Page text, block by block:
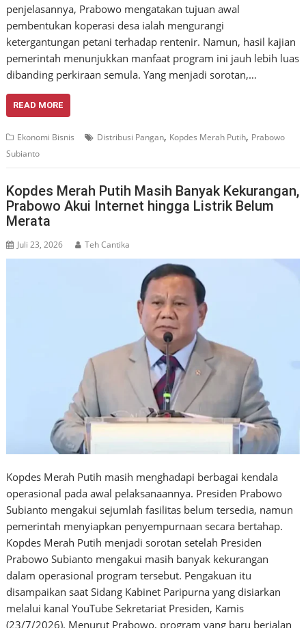
penjelasannya, Prabowo mengatakan tujuan awal
pembentukan koperasi desa ialah mengurangi
ketergantungan petani terhadap rentenir. Namun, hasil kajian
pemerintah menunjukkan manfaat program ini jauh lebih luas
dibanding perkiraan semula. Yang menjadi sorotan,…
READ MORE
Ekonomi Bisnis Distribusi Pangan, Kopdes Merah Putih, Prabowo
Subianto
Kopdes Merah Putih Masih Banyak Kekurangan,
Prabowo Akui Internet hingga Listrik Belum
Merata
Juli 23, 2026 Teh Cantika
Kopdes Merah Putih masih menghadapi berbagai kendala
operasional pada awal pelaksanaannya. Presiden Prabowo
Subianto mengakui sejumlah fasilitas belum tersedia, namun
pemerintah menyiapkan penyempurnaan secara bertahap.
Kopdes Merah Putih menjadi sorotan setelah Presiden
Prabowo Subianto mengakui masih banyak kekurangan
dalam operasional program tersebut. Pengakuan itu
disampaikan saat Sidang Kabinet Paripurna yang disiarkan
melalui kanal YouTube Sekretariat Presiden, Kamis
(23/7/2026). Menurut Prabowo, program yang baru berjalan